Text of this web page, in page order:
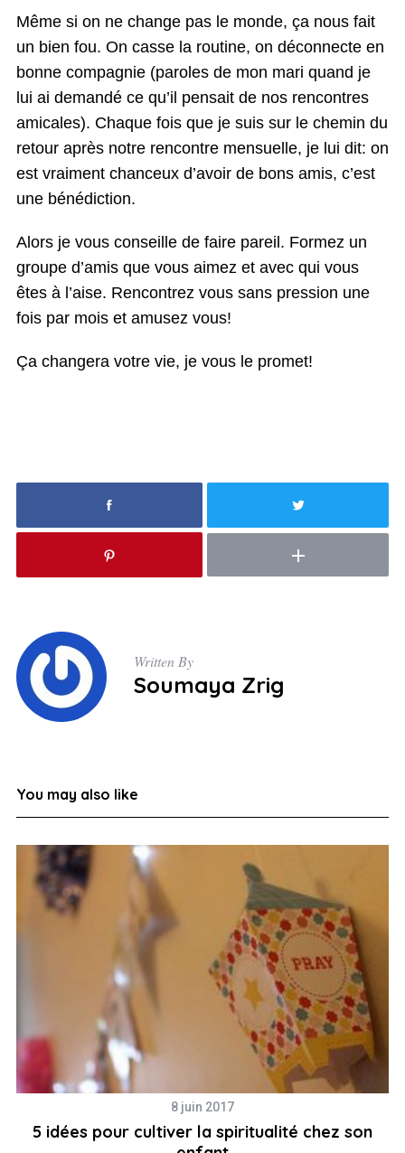
Même si on ne change pas le monde, ça nous fait
un bien fou. On casse la routine, on déconnecte en
bonne compagnie (paroles de mon mari quand je
lui ai demandé ce qu’il pensait de nos rencontres
amicales). Chaque fois que je suis sur le chemin du
retour après notre rencontre mensuelle, je lui dit: on
est vraiment chanceux d’avoir de bons amis, c’est
une bénédiction.
Alors je vous conseille de faire pareil. Formez un
groupe d’amis que vous aimez et avec qui vous
êtes à l’aise. Rencontrez vous sans pression une
fois par mois et amusez vous!
Ça changera votre vie, je vous le promet!
Written By
Soumaya Zrig
You may also like
8 juin 2017
5 idées pour cultiver la spiritualité chez son
r